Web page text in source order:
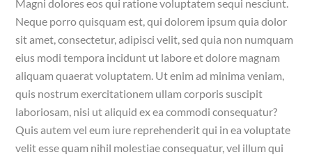
Magni dolores eos qui ratione voluptatem sequi nesciunt.
Neque porro quisquam est, qui dolorem ipsum quia dolor
sit amet, consectetur, adipisci velit, sed quia non numquam
eius modi tempora incidunt ut labore et dolore magnam
aliquam quaerat voluptatem. Ut enim ad minima veniam,
quis nostrum exercitationem ullam corporis suscipit
laboriosam, nisi ut aliquid ex ea commodi consequatur?
Quis autem vel eum iure reprehenderit qui in ea voluptate
velit esse quam nihil molestiae consequatur, vel illum qui